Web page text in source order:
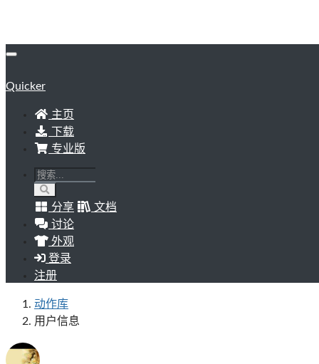
Quicker
主页
下载
专业版
分享
文档
讨论
外观
登录
注册
动作库
用户信息